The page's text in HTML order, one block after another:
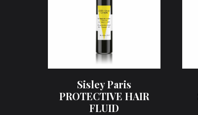
Sisley Paris
PROTECTIVE HAIR
FLUID